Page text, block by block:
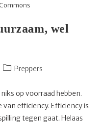
wel
Berichtcategorie:
Preppers
op voorraad hebben.
van efficiency. Efficiency is
tegen gaat. Helaas